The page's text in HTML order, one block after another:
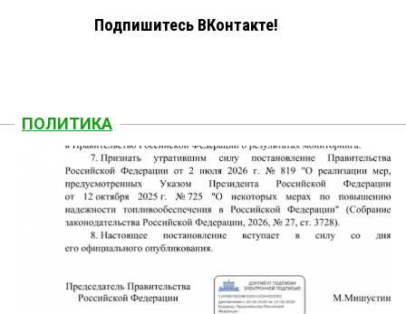
Подпишитесь ВКонтакте!
ПОЛИТИКА